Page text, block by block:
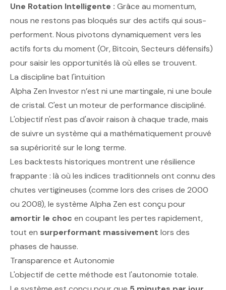
Une Rotation Intelligente : Grâce au momentum,
nous ne restons pas bloqués sur des actifs qui sous-
performent. Nous pivotons dynamiquement vers les
actifs forts du moment (Or, Bitcoin, Secteurs défensifs)
pour saisir les opportunités là où elles se trouvent.
La discipline bat l'intuition
Alpha Zen Investor n’est ni une martingale, ni une boule
de cristal. C'est un moteur de performance discipliné.
L'objectif n'est pas d'avoir raison à chaque trade, mais
de suivre un système qui a mathématiquement prouvé
sa supériorité sur le long terme.
Les backtests historiques montrent une résilience
frappante : là où les indices traditionnels ont connu des
chutes vertigineuses (comme lors des crises de 2000
ou 2008), le système Alpha Zen est conçu pour
amortir le choc en coupant les pertes rapidement,
tout en surperformant massivement lors des
phases de hausse.
Transparence et Autonomie
L'objectif de cette méthode est l'autonomie totale.